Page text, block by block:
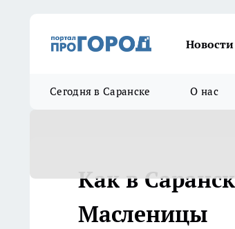
Новости
Сегодня в Саранске О нас
Как в
Масленицы